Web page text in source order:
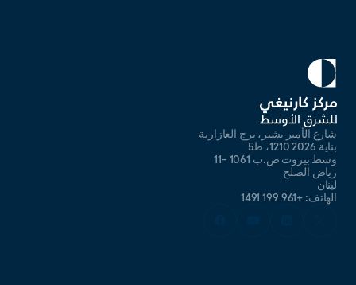
شارع الأمير بشير، برج العازارية
بناية 2026 1210، ط5
وسط بيروت ص.ب 1061 -11
رياض الصلح
لبنان
الهاتف: +961 199 1491